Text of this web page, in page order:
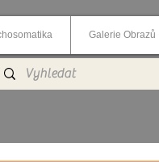
Galerie Obrazů